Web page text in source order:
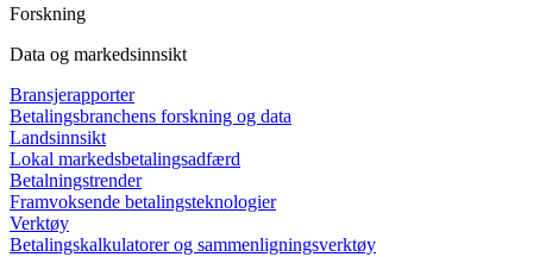
Forskning
Data og markedsinnsikt
Bransjerapporter
Betalingsbranchens forskning og data
Landsinnsikt
Lokal markedsbetalingsadfærd
Betalningstrender
Framvoksende betalingsteknologier
Verktøy
Betalingskalkulatorer og sammenligningsverktøy